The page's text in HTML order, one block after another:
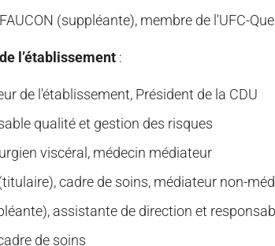
(suppléante), membre de l'UFC-
l’établissement :
de l'établissement, Président de la CDU
qualité et gestion des risques
viscéral, médecin médiateur
cadre de soins, médiateur non-
assistante de direction et
de soins